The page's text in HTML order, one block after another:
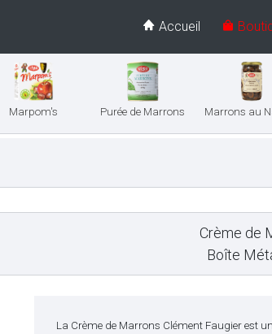
Accueil
Marpom's Purée de Marrons Marrons au
Crème de
Boîte
La Crème de Marrons Clément Faugier est